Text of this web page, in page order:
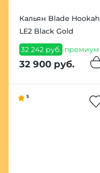
Кальян Blade Hookah
LE2 Black Gold
32 242 руб. премиум
32 900 руб.
5